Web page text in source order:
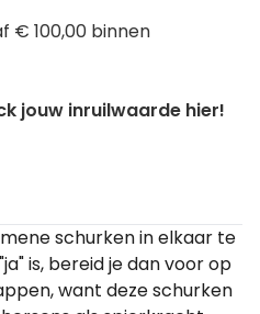
€ 100,00 binnen
jouw inruilwaarde hier!
schurken in elkaar te
is, bereid je dan voor op
want deze schurken